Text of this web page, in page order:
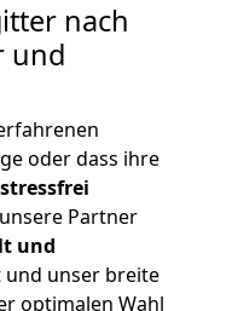
nach
und
oder dass ihre
Partner
und
und unser breite
optimalen Wahl